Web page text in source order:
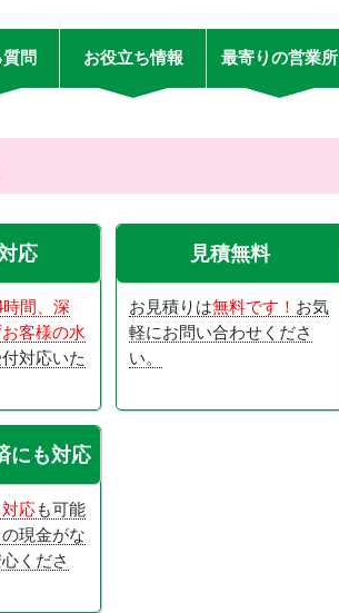
問 お役立ち情報 最寄りの営業所
応
時間、深
客様の水
対応いた
見積無料
お見積りは無料です！ お気
軽にお問い合わせくださ
い。
にも対応
応も可能
現金がな
くださ